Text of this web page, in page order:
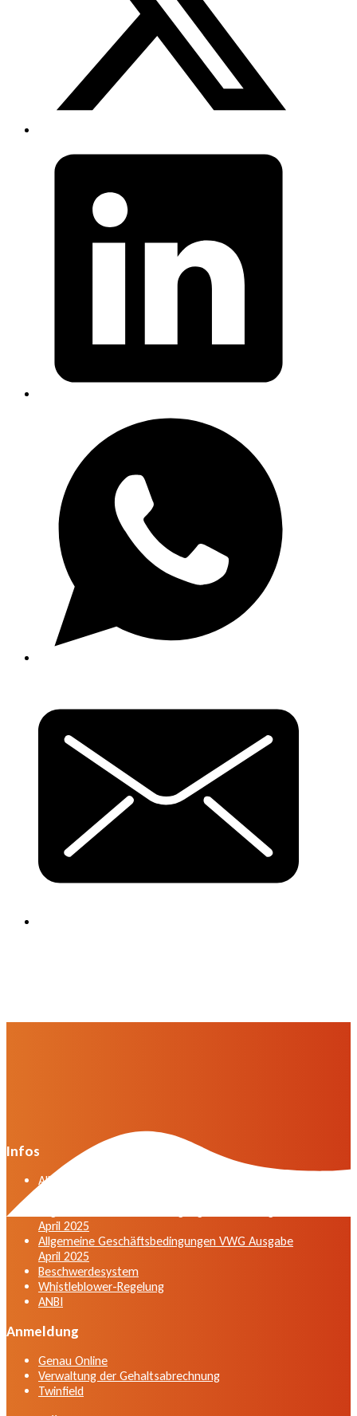
Infos
Allgemeine Geschäftsbedingungen der VWG in der
April 2025
Allgemeine Geschäftsbedingungen VWG Ausgabe
April 2025
Beschwerdesystem
Whistleblower-Regelung
ANBI
Anmeldung
Genau Online
Verwaltung der Gehaltsabrechnung
Twinfield